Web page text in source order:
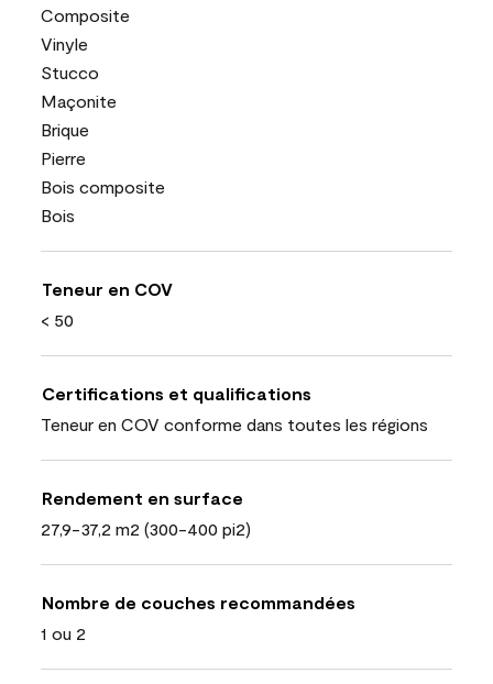
Composite
Vinyle
Stucco
Maçonite
Brique
Pierre
Bois composite
Bois
Teneur en COV
< 50
Certifications et qualifications
Teneur en COV conforme dans toutes les régions
Rendement en surface
27,9-37,2 m2 (300-400 pi2)
Nombre de couches recommandées
1 ou 2